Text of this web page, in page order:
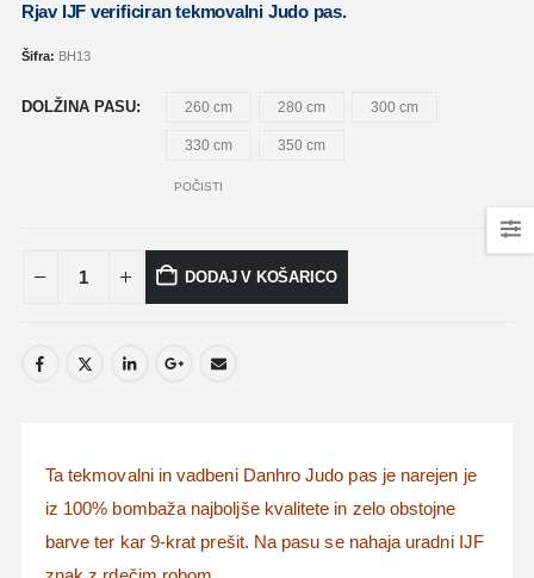
Rjav IJF verificiran tekmovalni Judo pas.
Šifra: BH13
DOLŽINA PASU 260 cm 280 cm 300 cm
330 cm 350 cm
POČISTI
DODAJ V KOŠARICO
Ta tekmovalni in vadbeni Danhro Judo pas je narejen je
iz 100% bombaža najboljše kvalitete in zelo obstojne
barve ter kar 9-krat prešit. Na pasu se nahaja uradni IJF